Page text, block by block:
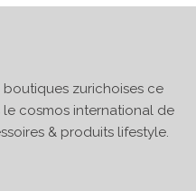
zurichoises ce
cosmos international de
& produits lifestyle.